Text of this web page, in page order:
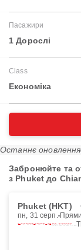
Пасажири
1 Дорослі
Class
Економіка
Останнє оновлення
Забронюйте та
з Phuket до
Phuket (HKT)
пн, 31 серп.